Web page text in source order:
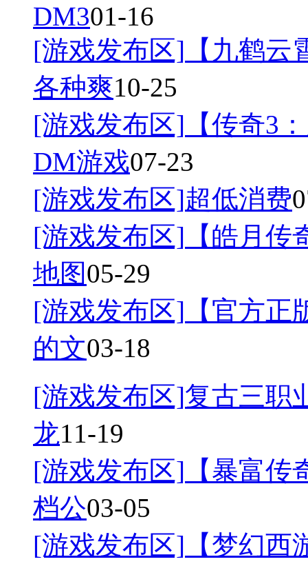
DM301-16
[游戏发布区] 【九鹤
各种爽10-25
[游戏发布区] 【传奇3
DM游戏07-23
[游戏发布区]超低消费
[游戏发布区] 【皓月
地图05-29
[游戏发布区] 【官方
的文03-18
[游戏发布区]复古三职
龙11-19
[游戏发布区] 【暴富
档公03-05
[游戏发布区] 【梦幻